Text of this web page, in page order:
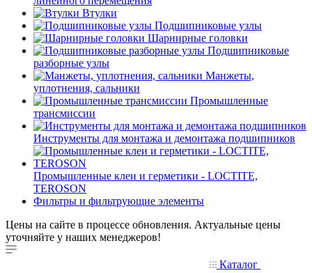
Втулки
Подшипниковые узлы
Шарнирные головки
Подшипниковые
разборные узлы
Манжеты,
уплотнения, сальники
Промышленные
трансмиссии
Инструменты для монтажа и демонтажа подшипников
Промышленные клеи и герметики - LOCTITE,
TEROSON
Фильтры и фильтрующие элементы
Цены на сайте в процессе обновления. Актуальные цены
уточняйте у наших менеджеров!
Каталог